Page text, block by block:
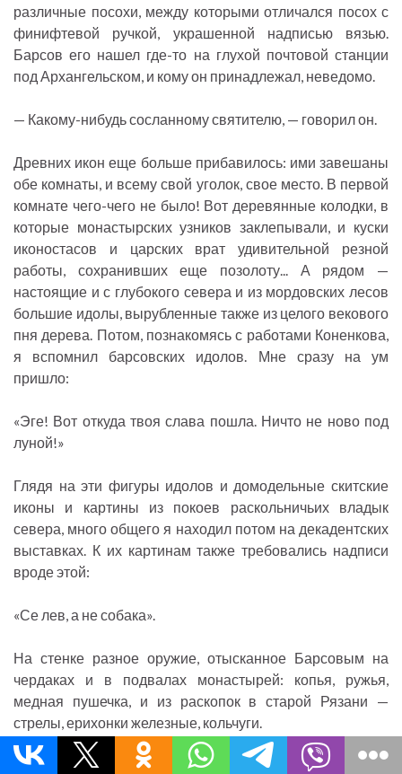
различные посохи, между которыми отличался посох с
финифтевой ручкой, украшенной надписью вязью.
Барсов его нашел где-то на глухой почтовой станции
под Архангельском, и кому он принадлежал, неведомо.
— Какому-нибудь сосланному святителю, — говорил он.
Древних икон еще больше прибавилось: ими завешаны
обе комнаты, и всему свой уголок, свое место. В первой
комнате чего-чего не было! Вот деревянные колодки, в
которые монастырских узников заклепывали, и куски
иконостасов и царских врат удивительной резной
работы, сохранивших еще позолоту... А рядом —
настоящие и с глубокого севера и из мордовских лесов
большие идолы, вырубленные также из целого векового
пня дерева. Потом, познакомясь с работами Коненкова,
я вспомнил барсовских идолов. Мне сразу на ум
пришло:
«Эге! Вот откуда твоя слава пошла. Ничто не ново под
луной!»
Глядя на эти фигуры идолов и домодельные скитские
иконы и картины из покоев раскольничьих владык
севера, много общего я находил потом на декадентских
выставках. К их картинам также требовались надписи
вроде этой:
«Се лев, а не собака».
На стенке разное оружие, отысканное Барсовым на
чердаках и в подвалах монастырей: копья, ружья,
медная пушечка, и из раскопок в старой Рязани —
стрелы, ерихонки железные, кольчуги.
— А вот это, видишь, на стене железные вериги в пуд